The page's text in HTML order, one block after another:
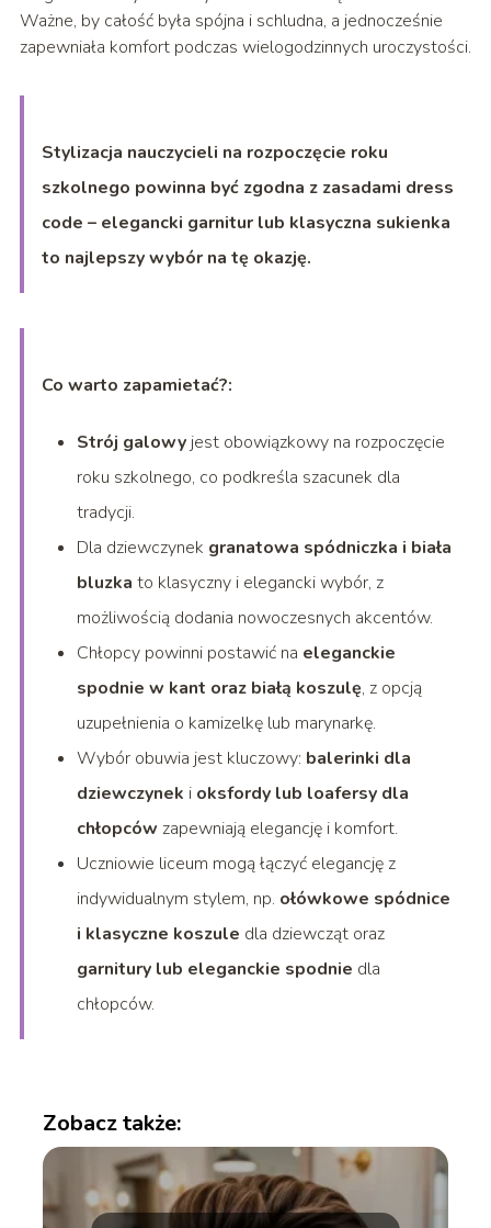
Ważne, by całość była spójna i schludna, a jednocześnie
zapewniała komfort podczas wielogodzinnych uroczystości.
Stylizacja nauczycieli na rozpoczęcie roku
szkolnego powinna być zgodna z zasadami dress
code – elegancki garnitur lub klasyczna sukienka
to najlepszy wybór na tę okazję.
Co warto zapamietać?:
Strój galowyjest obowiązkowy na rozpoczęcie
roku szkolnego, co podkreśla szacunek dla
tradycji.
Dla dziewczynek granatowa spódniczka i biała
bluzka to klasyczny i elegancki wybór, z
możliwością dodania nowoczesnych akcentów.
Chłopcy powinni postawić na eleganckie
spodnie w kant oraz białą koszulę, z opcją
uzupełnienia o kamizelkę lub marynarkę.
Wybór obuwia jest kluczowy: balerinki dla
dziewczynek i oksfordy lub loafersy dla
chłopców zapewniają elegancję i komfort.
Uczniowie liceum mogą łączyć elegancję z
indywidualnym stylem, np. ołówkowe spódnice
i klasyczne koszule dla dziewcząt oraz
garnitury lub eleganckie spodnie dla
chłopców.
Zobacz także: